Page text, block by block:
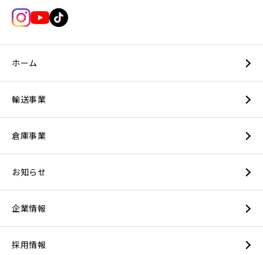
ホーム
輸送事業
倉庫事業
お知らせ
企業情報
採用情報